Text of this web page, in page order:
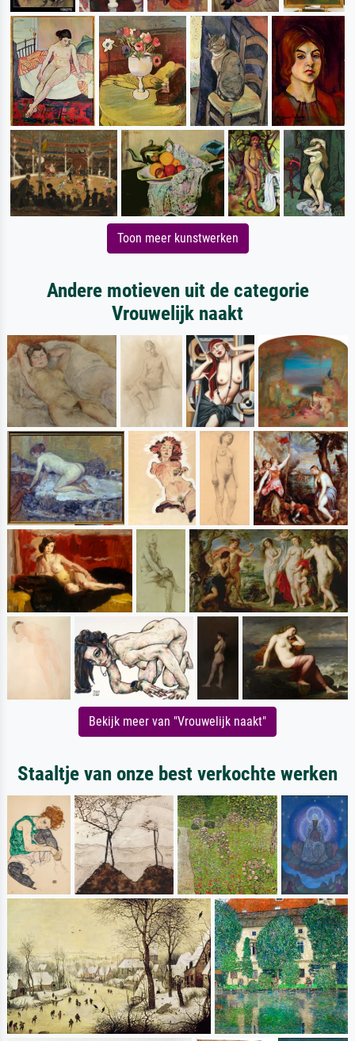
Toon meer kunstwerken
Andere motieven uit de categorie
Vrouwelijk naakt
Bekijk meer van "Vrouwelijk naakt"
Staaltje van onze best verkochte werken